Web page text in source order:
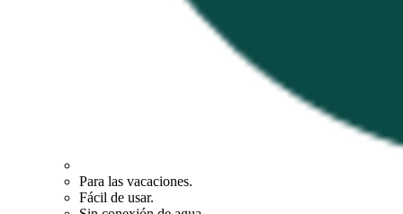
Para las vacaciones.
Fácil de usar.